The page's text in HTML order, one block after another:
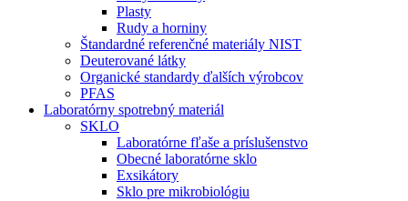
Plasty
Rudy a horniny
Štandardné referenčné materiály NIST
Deuterované látky
Organické standardy ďalších výrobcov
PFAS
Laboratórny spotrebný materiál
SKLO
Laboratórne fľaše a príslušenstvo
Obecné laboratórne sklo
Exsikátory
Sklo pre mikrobiológiu